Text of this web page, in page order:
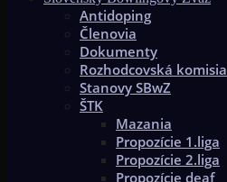
Antidoping
Členovia
Dokumenty
Rozhodcovská komisia
Stanovy SBwZ
ŠTK
Mazania
Propozície 1.liga
Propozície 2.liga
Propozície deaf